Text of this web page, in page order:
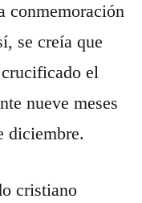
se creía que
el
nueve meses
diciembre.
cristiano